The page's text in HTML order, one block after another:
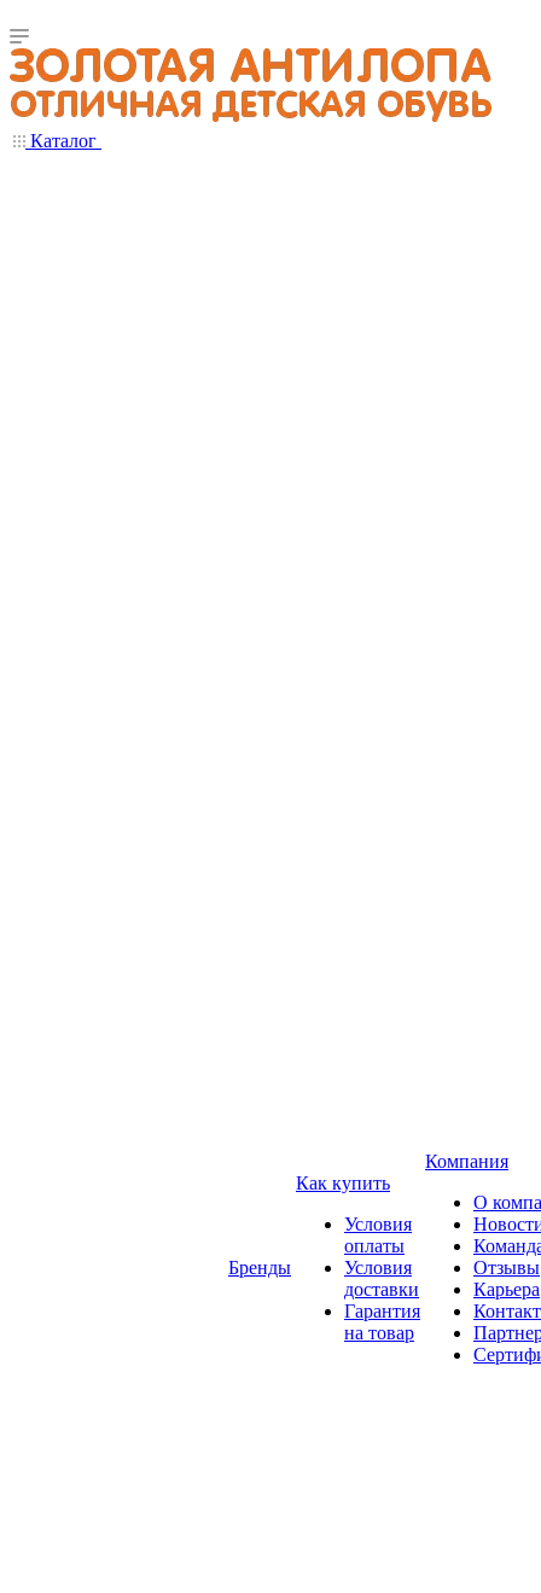
Каталог
Бренды
Как купить
Условия
оплаты
Условия
доставки
Гарантия
на товар
Компания
О
Отзывы
Карьера